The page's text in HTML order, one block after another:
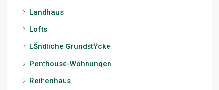
Landhaus
Lofts
LŠndliche GrundstŸcke
Penthouse-Wohnungen
Reihenhaus